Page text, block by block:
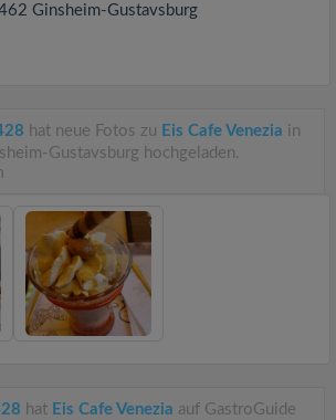
Ginsheim-Gustavsburg
hat neue Fotos zu Eis Cafe Venezia in
Gustavsburg hochgeladen.
hat Eis Cafe Venezia auf GastroGuide